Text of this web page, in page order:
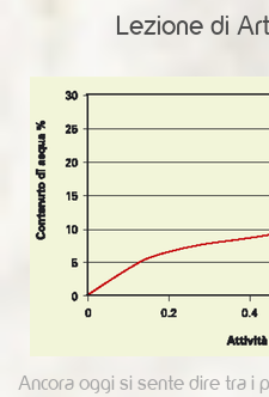
Lezione di
Ancora oggi si sente dire tra i